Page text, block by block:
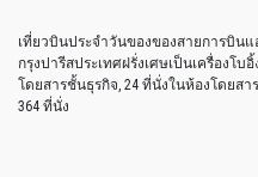
เที่ยวบินประจำวันของของสายการบิน
กรุงปารีสประเทศฝรั่งเศษเป็นเครื่องโบ
โดยสารชั้นธุรกิจ, 24 ที่นั่งในห้องโดยสา
364 ที่นั่ง